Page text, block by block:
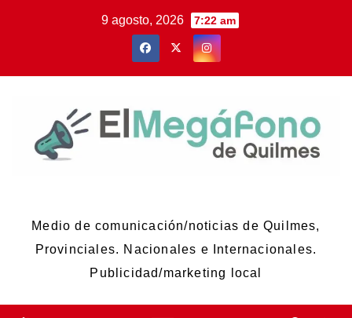
9 agosto, 2026 7:22 am
Medio de comunicación/noticias de Quilmes,
Provinciales. Nacionales e Internacionales.
Publicidad/marketing local